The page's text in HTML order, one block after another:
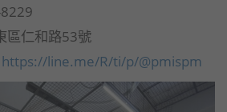
區仁和路53號
https://line.me/R/ti/p/@pmispm